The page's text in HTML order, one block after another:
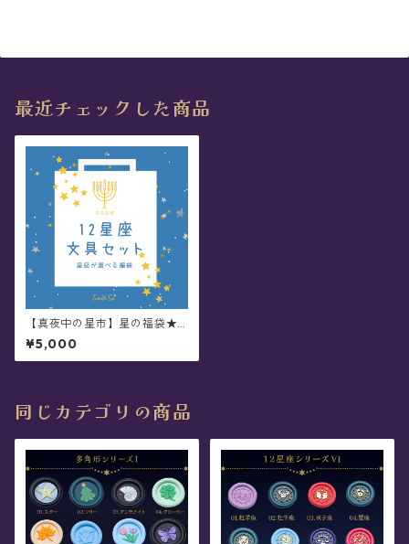
最近チェックした商品
【真夜中の星市】星の福袋★1
2星座&文具 - Twinkle Set(数
量限定)
¥5,000
同じカテゴリの商品